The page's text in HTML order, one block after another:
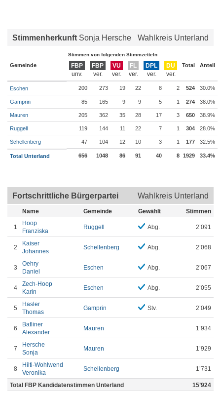
Stimmenherkunft Sonja Hersche Wahlkreis Unterland
Stimmen von folgenden Stimmzetteln
Gemeinde FBP FBP VU FL DPL DU Total Anteil
Eschen 200 273 19 22 8 2 524 30.0%
Gamprin 85 165 9 9 5 1 274 38.0%
Mauren 205 362 35 28 17 3 650 38.9%
Ruggell 119 144 11 22 7 1 304 28.0%
Schellenberg 47 104 12 10 3 1 177 32.5%
Total Unterland 656 1048 86 91 40 8 1929 33.4%
Fortschrittliche Bürgerpartei Wahlkreis Unterland
Name Gemeinde Gewählt Stimmen
1
Hoop
Franziska
Ruggell Abg. 2’091
2
Kaiser
Johannes
Schellenberg Abg. 2’068
3
Oehry
Daniel
Eschen Abg. 2’067
4
Zech-Hoop
Karin
Eschen Abg. 2’055
5
Hasler
Thomas
Gamprin Stv. 2’049
6
Batliner
Alexander
Mauren 1’934
7
Hersche
Sonja
Mauren 1’929
8
Hilti-Wohlwend
Veronika
Schellenberg 1’731
Total FBP Kandidatenstimmen Unterland 15’924